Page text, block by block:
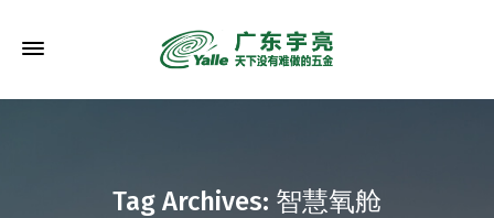
Tag Archives: 智慧氧舱